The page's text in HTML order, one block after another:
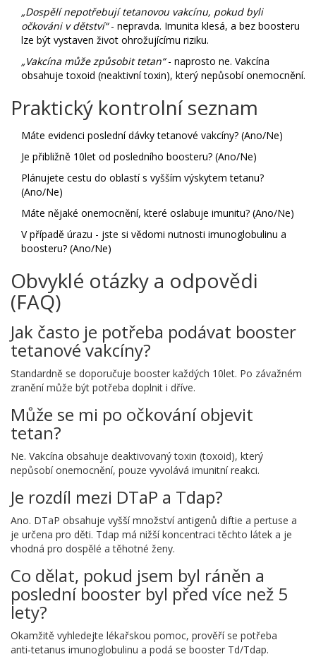
„Dospělí nepotřebují tetanovou vakcínu, pokud byli
očkováni v dětství“- nepravda. Imunita klesá, a bez boosteru
lze být vystaven život ohrožujícímu riziku.
„Vakcína může způsobit tetan“- naprosto ne. Vakcína
obsahuje toxoid (neaktivní toxin), který nepůsobí onemocnění.
Praktický kontrolní seznam
Máte evidenci poslední dávky tetanové vakcíny? (Ano/Ne)
Je přibližně 10let od posledního boosteru? (Ano/Ne)
Plánujete cestu do oblastí s vyšším výskytem tetanu?
(Ano/Ne)
Máte nějaké onemocnění, které oslabuje imunitu? (Ano/Ne)
V případě úrazu - jste si vědomi nutnosti imunoglobulinu a
boosteru? (Ano/Ne)
Obvyklé otázky a odpovědi
(FAQ)
Jak často je potřeba podávat booster
tetanové vakcíny?
Standardně se doporučuje booster každých 10let. Po závažném
zranění může být potřeba doplnit i dříve.
Může se mi po očkování objevit
tetan?
Ne. Vakcína obsahuje deaktivovaný toxin (toxoid), který
nepůsobí onemocnění, pouze vyvolává imunitní reakci.
Je rozdíl mezi DTaP a Tdap?
Ano. DTaP obsahuje vyšší množství antigenů diftie a pertuse a
je určena pro děti. Tdap má nižší koncentraci těchto látek a je
vhodná pro dospělé a těhotné ženy.
Co dělat, pokud jsem byl ráněn a
poslední booster byl před více než 5
lety?
Okamžitě vyhledejte lékařskou pomoc, prověří se potřeba
anti‑tetanus imunoglobulinu a podá se booster Td/Tdap.